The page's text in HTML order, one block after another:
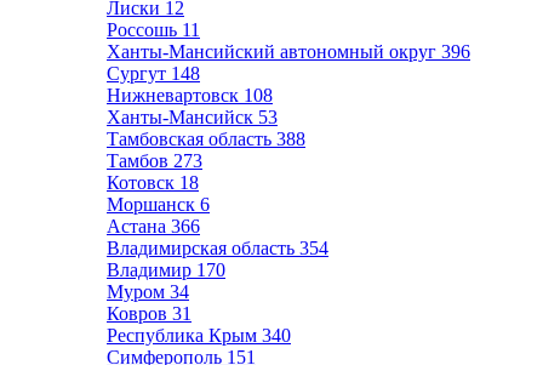
Лиски 12
Россошь 11
Ханты-Мансийский автономный округ 396
Сургут 148
Нижневартовск 108
Ханты-Мансийск 53
Тамбовская область 388
Тамбов 273
Котовск 18
Моршанск 6
Астана 366
Владимирская область 354
Владимир 170
Муром 34
Ковров 31
Республика Крым 340
Симферополь 151